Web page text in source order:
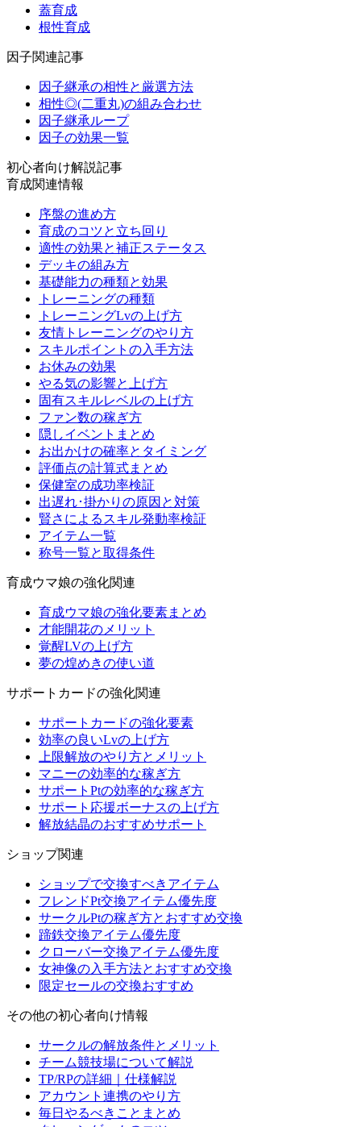
蓋育成
根性育成
因子関連記事
因子継承の相性と厳選方法
相性◎(二重丸)の組み合わせ
因子継承ループ
因子の効果一覧
初心者向け解説記事
育成関連情報
序盤の進め方
育成のコツと立ち回り
適性の効果と補正ステータス
デッキの組み方
基礎能力の種類と効果
トレーニングの種類
トレーニングLvの上げ方
友情トレーニングのやり方
スキルポイントの入手方法
お休みの効果
やる気の影響と上げ方
固有スキルレベルの上げ方
ファン数の稼ぎ方
隠しイベントまとめ
お出かけの確率とタイミング
評価点の計算式まとめ
保健室の成功率検証
出遅れ･掛かりの原因と対策
賢さによるスキル発動率検証
アイテム一覧
称号一覧と取得条件
育成ウマ娘の強化関連
育成ウマ娘の強化要素まとめ
才能開花のメリット
覚醒LVの上げ方
夢の煌めきの使い道
サポートカードの強化関連
サポートカードの強化要素
効率の良いLvの上げ方
上限解放のやり方とメリット
マニーの効率的な稼ぎ方
サポートPtの効率的な稼ぎ方
サポート応援ボーナスの上げ方
解放結晶のおすすめサポート
ショップ関連
ショップで交換すべきアイテム
フレンドPt交換アイテム優先度
サークルPtの稼ぎ方とおすすめ交換
蹄鉄交換アイテム優先度
クローバー交換アイテム優先度
女神像の入手方法とおすすめ交換
限定セールの交換おすすめ
その他の初心者向け情報
サークルの解放条件とメリット
チーム競技場について解説
TP/RPの詳細｜仕様解説
アカウント連携のやり方
毎日やるべきことまとめ